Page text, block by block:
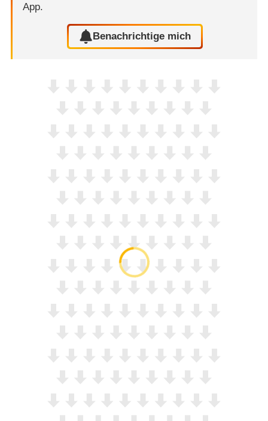
App.
Benachrichtige mich